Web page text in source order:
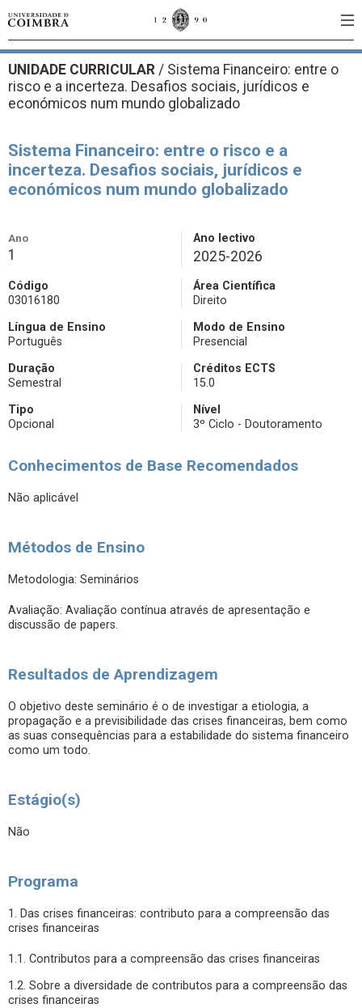
UNIDADE CURRICULAR / Sistema Financeiro: entre o
risco e a incerteza. Desafios sociais, jurídicos e
económicos num mundo globalizado
Sistema Financeiro: entre o risco e a
incerteza. Desafios sociais, jurídicos e
económicos num mundo globalizado
Ano
1
Ano lectivo
2025-2026
Código
03016180
Área Científica
Direito
Língua de Ensino
Português
Modo de Ensino
Presencial
Duração
Semestral
Créditos ECTS
15.0
Tipo
Opcional
Nível
3º Ciclo - Doutoramento
Conhecimentos de Base Recomendados
Não aplicável
Métodos de Ensino
Metodologia: Seminários
Avaliação: Avaliação contínua através de apresentação e
discussão de papers.
Resultados de Aprendizagem
O objetivo deste seminário é o de investigar a etiologia, a
propagação e a previsibilidade das crises financeiras, bem como
as suas consequências para a estabilidade do sistema financeiro
como um todo.
Estágio(s)
Não
Programa
1. Das crises financeiras: contributo para a compreensão das
crises financeiras
1.1. Contributos para a compreensão das crises financeiras
1.2. Sobre a diversidade de contributos para a compreensão das
crises financeiras